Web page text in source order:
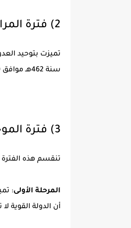
2) فترة المرابطين
تميزت بتوحيد
سنة 462هـ موافق 1060م، ثم بناء قصبة بوجلود
3) فترة الموحدين
تنقسم هذه الفترة
المرحلة الأولى
أن الدولة القوية